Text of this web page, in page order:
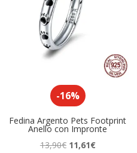
-16%
Fedina Argento Pets Footprint
Anello con Impronte
13,90€ Il
11,61€Il